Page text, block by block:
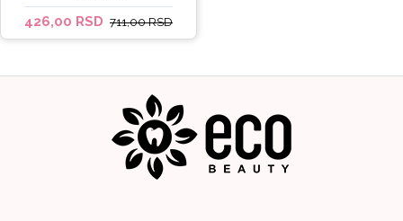
426,00 RSD 711,00 RSD